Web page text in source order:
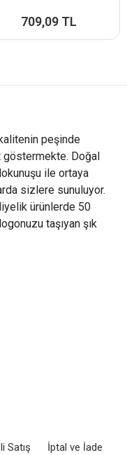
709,09 TL
peşinde
göstermekte. Doğal
ile ortaya
sizlere sunuluyor.
ürünlerde 50
taşıyan şık
Satış
İptal ve İade